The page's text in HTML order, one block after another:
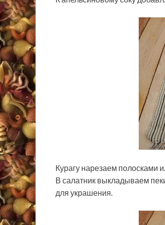
Курагу нарезаем полосками
В салатник выкладываем
для украшения.